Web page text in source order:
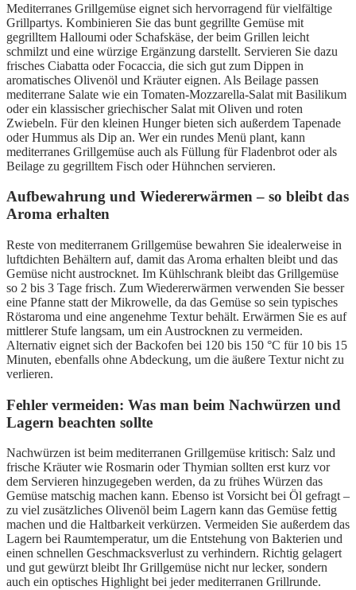
Mediterranes Grillgemüse eignet sich hervorragend für vielfältige
Grillpartys. Kombinieren Sie das bunt gegrillte Gemüse mit
gegrilltem Halloumi oder Schafskäse, der beim Grillen leicht
schmilzt und eine würzige Ergänzung darstellt. Servieren Sie dazu
frisches Ciabatta oder Focaccia, die sich gut zum Dippen in
aromatisches Olivenöl und Kräuter eignen. Als Beilage passen
mediterrane Salate wie ein Tomaten-Mozzarella-Salat mit Basilikum
oder ein klassischer griechischer Salat mit Oliven und roten
Zwiebeln. Für den kleinen Hunger bieten sich außerdem Tapenade
oder Hummus als Dip an. Wer ein rundes Menü plant, kann
mediterranes Grillgemüse auch als Füllung für Fladenbrot oder als
Beilage zu gegrilltem Fisch oder Hühnchen servieren.
Aufbewahrung und Wiedererwärmen – so bleibt das
Aroma erhalten
Reste von mediterranem Grillgemüse bewahren Sie idealerweise in
luftdichten Behältern auf, damit das Aroma erhalten bleibt und das
Gemüse nicht austrocknet. Im Kühlschrank bleibt das Grillgemüse
so 2 bis 3 Tage frisch. Zum Wiedererwärmen verwenden Sie besser
eine Pfanne statt der Mikrowelle, da das Gemüse so sein typisches
Röstaroma und eine angenehme Textur behält. Erwärmen Sie es auf
mittlerer Stufe langsam, um ein Austrocknen zu vermeiden.
Alternativ eignet sich der Backofen bei 120 bis 150 °C für 10 bis 15
Minuten, ebenfalls ohne Abdeckung, um die äußere Textur nicht zu
verlieren.
Fehler vermeiden: Was man beim Nachwürzen und
Lagern beachten sollte
Nachwürzen ist beim mediterranen Grillgemüse kritisch: Salz und
frische Kräuter wie Rosmarin oder Thymian sollten erst kurz vor
dem Servieren hinzugegeben werden, da zu frühes Würzen das
Gemüse matschig machen kann. Ebenso ist Vorsicht bei Öl gefragt –
zu viel zusätzliches Olivenöl beim Lagern kann das Gemüse fettig
machen und die Haltbarkeit verkürzen. Vermeiden Sie außerdem das
Lagern bei Raumtemperatur, um die Entstehung von Bakterien und
einen schnellen Geschmacksverlust zu verhindern. Richtig gelagert
und gut gewürzt bleibt Ihr Grillgemüse nicht nur lecker, sondern
auch ein optisches Highlight bei jeder mediterranen Grillrunde.